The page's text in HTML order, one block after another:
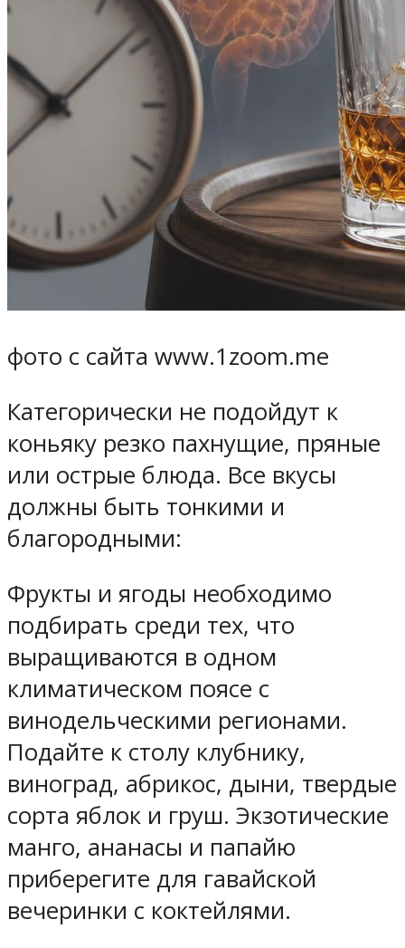
фото с сайта www.1zoom.me
Категорически не подойдут к
коньяку резко пахнущие, пряные
или острые блюда. Все вкусы
должны быть тонкими и
благородными:
Фрукты и ягоды необходимо
подбирать среди тех, что
выращиваются в одном
климатическом поясе с
винодельческими регионами.
Подайте к столу клубнику,
виноград, абрикос, дыни, твердые
сорта яблок и груш. Экзотические
манго, ананасы и папайю
приберегите для гавайской
вечеринки с коктейлями.